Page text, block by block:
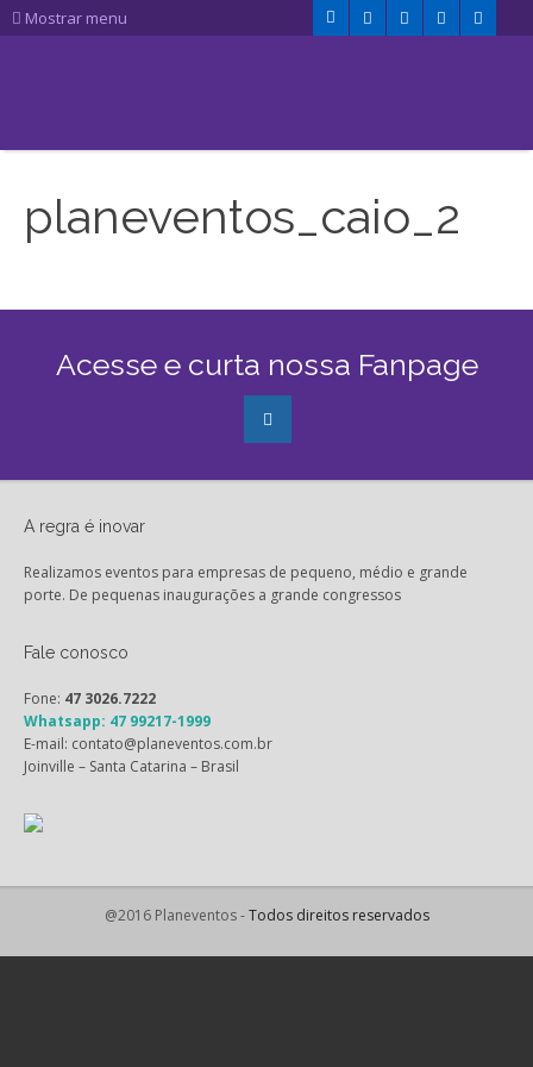
Mostrar menu
planeventos_caio_2
Acesse e curta nossa Fanpage
A regra é inovar
Realizamos eventos para empresas de pequeno, médio e grande
porte. De pequenas inaugurações a grande congressos
Fale conosco
Fone: 47 3026.7222
Whatsapp: 47 99217-1999
E-mail: contato@planeventos.com.br
Joinville – Santa Catarina – Brasil
@2016 Planeventos -Todos direitos reservados